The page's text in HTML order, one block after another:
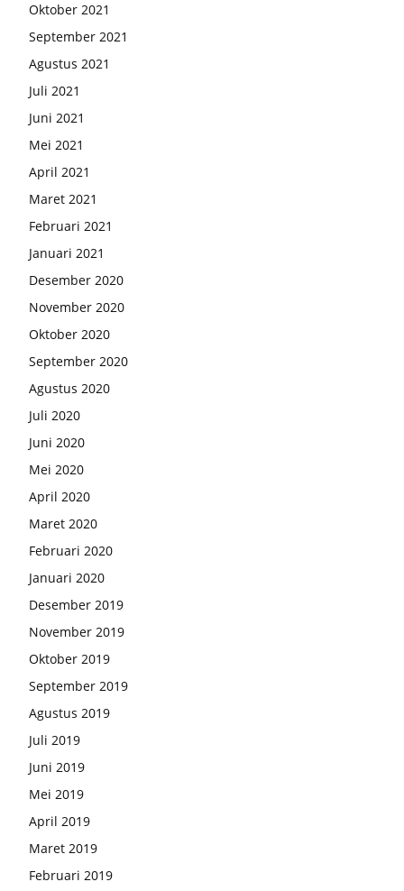
Oktober 2021
September 2021
Agustus 2021
Juli 2021
Juni 2021
Mei 2021
April 2021
Maret 2021
Februari 2021
Januari 2021
Desember 2020
November 2020
Oktober 2020
September 2020
Agustus 2020
Juli 2020
Juni 2020
Mei 2020
April 2020
Maret 2020
Februari 2020
Januari 2020
Desember 2019
November 2019
Oktober 2019
September 2019
Agustus 2019
Juli 2019
Juni 2019
Mei 2019
April 2019
Maret 2019
Februari 2019